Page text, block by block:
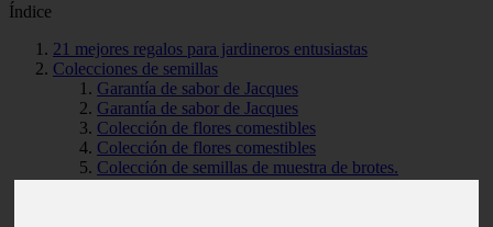
Índice
21 mejores regalos para jardineros entusiastas
Colecciones de semillas
Garantía de sabor de Jacques
Garantía de sabor de Jacques
Colección de flores comestibles
Colección de flores comestibles
Colección de semillas de muestra de brotes.